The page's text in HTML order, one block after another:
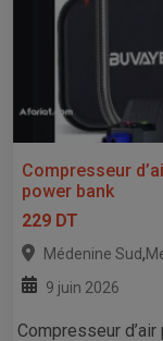
Compresseur
power bank
229 DT
Médenine Sud,
9 juin 2026
Compresseur